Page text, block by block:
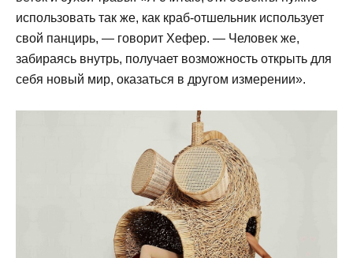
использовать так же, как краб-отшельник использует
свой панцирь, — говорит Хефер. — Человек же,
забираясь внутрь, получает возможность открыть для
себя новый мир, оказаться в другом измерении».